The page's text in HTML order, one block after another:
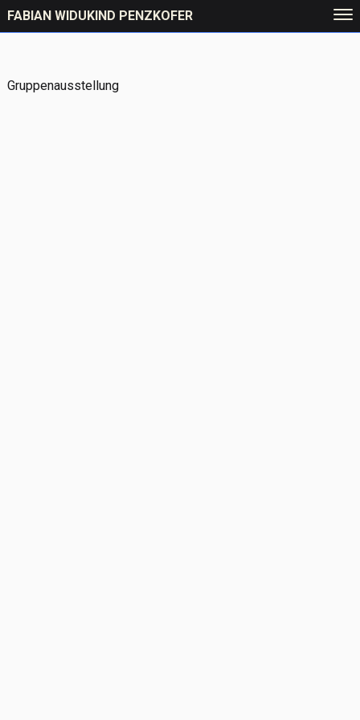
FABIAN WIDUKIND PENZKOFER
Gruppenausstellung